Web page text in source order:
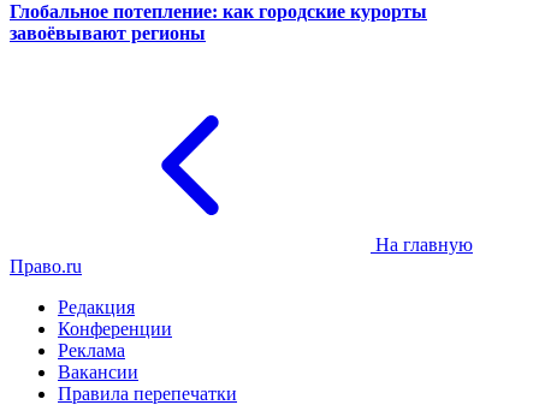
Глобальное потепление: как городские курорты
завоёвывают регионы
На главную
Право.ru
Редакция
Конференции
Реклама
Вакансии
Правила перепечатки